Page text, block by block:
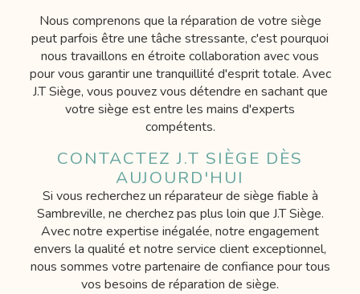
Nous comprenons que la réparation de votre siège
peut parfois être une tâche stressante, c'est pourquoi
nous travaillons en étroite collaboration avec vous
pour vous garantir une tranquillité d'esprit totale. Avec
J.T Siège, vous pouvez vous détendre en sachant que
votre siège est entre les mains d'experts
compétents.
CONTACTEZ J.T SIÈGE DÈS
AUJOURD'HUI
Si vous recherchez un réparateur de siège fiable à
Sambreville, ne cherchez pas plus loin que J.T Siège.
Avec notre expertise inégalée, notre engagement
envers la qualité et notre service client exceptionnel,
nous sommes votre partenaire de confiance pour tous
vos besoins de réparation de siège.